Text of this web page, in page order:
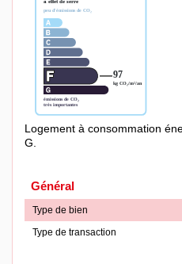
Logement à consommation
G.
Général
Type de bien
Type de transaction